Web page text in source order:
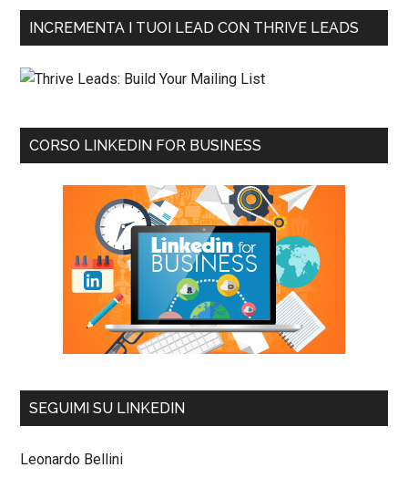
INCREMENTA I TUOI LEAD CON THRIVE LEADS
CORSO LINKEDIN FOR BUSINESS
SEGUIMI SU LINKEDIN
Leonardo Bellini